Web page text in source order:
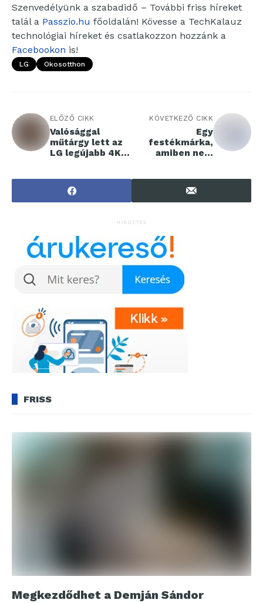
Szenvedélyünk a szabadidő – További friss híreket
talál a Passzio.hu főoldalán! Kövesse a TechKalauz
technológiai híreket és csatlakozzon hozzánk a
Facebookon is!
LG Okosotthon
ELŐZŐ CIKK
Valósággal
műtárgy lett az
LG legújabb 4K
KÖVETKEZŐ CIKK
Egy
festékmárka,
amiben nem
HIRDETÉS
FRISS
Megkezdődhet a Demján Sándor